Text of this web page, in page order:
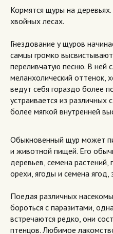
Кормятся щуры на
хвойных лесах.
Гнездование у щуров
самцы громко
переливчатую песню. В ней
меланхолический оттенок,
ведут себя гораздо более
устраивается из различных
более мягкой внутренней
Обыкновенный щур может
и животной пищей. Его
деревьев, семена
орехи, ягоды и семена ягод,
Поедая различных
бороться с паразитами,
встречаются редко, они
птенцов. Любимое